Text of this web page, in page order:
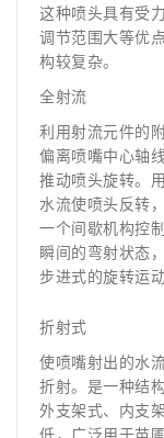
这种喷头具有受
调节范围大等优
构较复杂。
全射流
利用射流元件的
偏离喷嘴中心轴
推动喷头旋转。
水流使喷头反转
一个间歇机构控
瞬间的弯射状态
步进式的旋转运动
折射式
使喷嘴射出的水
折射。是一种结
外支架式、内支